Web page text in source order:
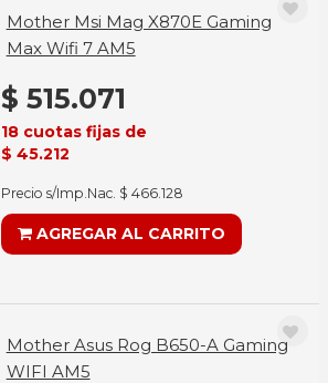
Mother Msi Mag X870E Gaming
Max Wifi 7 AM5
$ 515.071
18 cuotas fijas de
$ 45.212
Precio s/Imp.Nac. $ 466.128
AGREGAR AL CARRITO
Mother Asus Rog B650-A Gaming
WIFI AM5